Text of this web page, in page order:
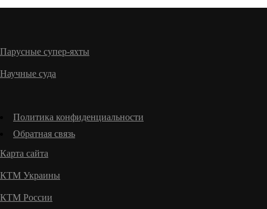
Парусные супер-яхты
Научные суда
Политика конфиденциальности
Обратная связь
Карта сайта
КТМ Украины
КТМ России